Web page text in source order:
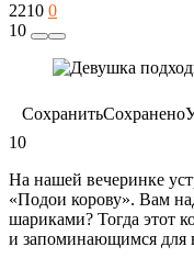
2210 0
10
СохранитьСохранено
10
На нашей вечеринке
«Подои корову». Вам
шариками? Тогда этот
и запоминающимся для